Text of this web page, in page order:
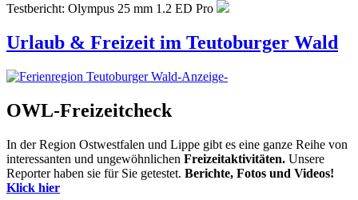
Testbericht: Olympus 25 mm 1.2 ED Pro
Urlaub & Freizeit im Teutoburger Wald
-Anzeige-
OWL-Freizeitcheck
In der Region Ostwestfalen und Lippe gibt es eine ganze Reihe von
interessanten und ungewöhnlichen Freizeitaktivitäten. Unsere
Reporter haben sie für Sie getestet. Berichte, Fotos und Videos!
Klick hier